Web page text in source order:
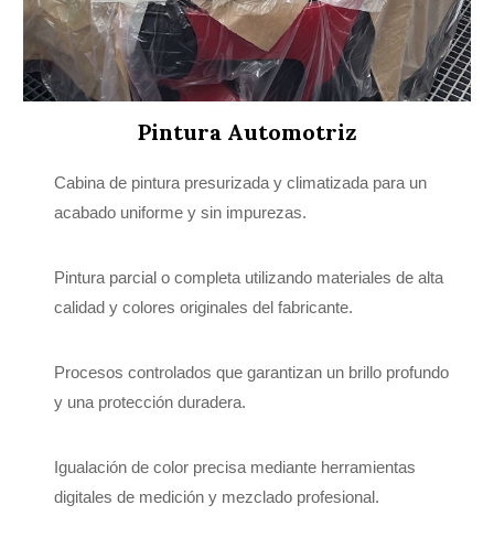
Pintura Automotriz
Cabina de pintura presurizada y climatizada para un
acabado uniforme y sin impurezas.
Pintura parcial o completa utilizando materiales de alta
calidad y colores originales del fabricante.
Procesos controlados que garantizan un brillo profundo
y una protección duradera.
Igualación de color precisa mediante herramientas
digitales de medición y mezclado profesional.